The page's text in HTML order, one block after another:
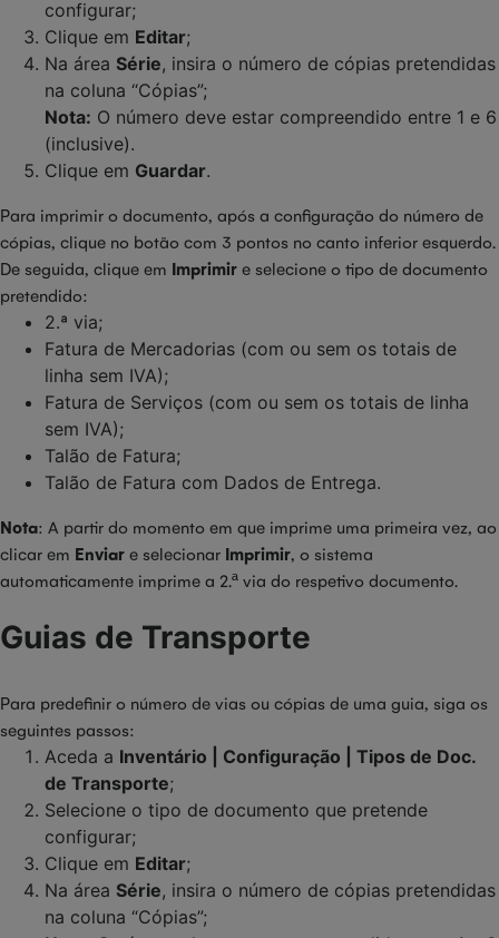
configurar;
Clique em Editar;
Na área Série, insira o número de cópias pretendidas
na coluna “Cópias”;
Nota: O número deve estar compreendido entre 1 e 6
(inclusive).
Clique em Guardar.
Para imprimir o documento, após a configuração do número de
cópias, clique no botão com 3 pontos no canto inferior esquerdo.
De seguida, clique em Imprimir e selecione o tipo de documento
pretendido:
2.ª via;
Fatura de Mercadorias (com ou sem os totais de
linha sem IVA);
Fatura de Serviços (com ou sem os totais de linha
sem IVA);
Talão de Fatura;
Talão de Fatura com Dados de Entrega.
Nota: A partir do momento em que imprime uma primeira vez, ao
clicar em Enviar e selecionar Imprimir, o sistema
automaticamente imprime a 2.ª via do respetivo documento.
Guias de Transporte
Para predefinir o número de vias ou cópias de uma guia, siga os
seguintes passos:
Aceda a Inventário | Configuração | Tipos de Doc.
de Transporte;
Selecione o tipo de documento que pretende
configurar;
Clique em Editar;
Na área Série, insira o número de cópias pretendidas
na coluna “Cópias”;